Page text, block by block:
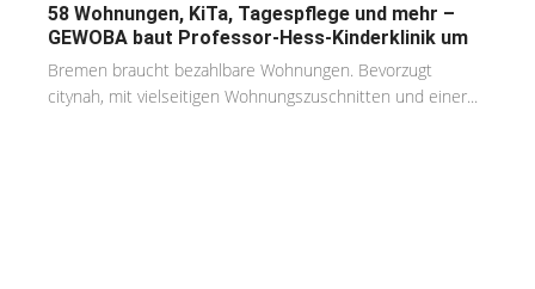
58 Wohnungen, KiTa, Tagespflege und mehr –
GEWOBA baut Professor-Hess-Kinderklinik um
Bremen braucht bezahlbare Wohnungen. Bevorzugt
citynah, mit vielseitigen Wohnungszuschnitten und einer...